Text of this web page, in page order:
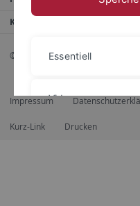
Kontaktinfo
© 2026 Eberhard Karls Universität
Impressum
Kurz-Link Drucken
Essentiell
Videos